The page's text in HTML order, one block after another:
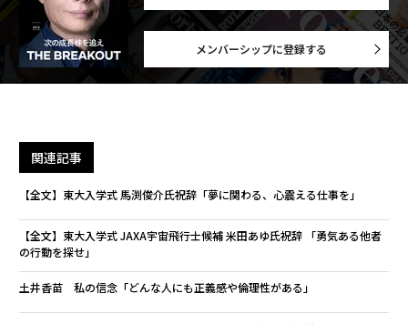
メンバーシップに登録する
関連記事
【全文】東大入学式 馬渕俊介氏祝辞「夢に関わる、心震える仕事を」
【全文】東大入学式 JAXA宇宙飛行士候補 米田あゆ氏祝辞 「勇気ある他者
の行動を探せ」
土井香苗 私の信念「どんな人にも正義感や倫理性がある」